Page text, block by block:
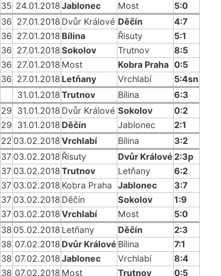
35 24.01.2018Jablonec Most
5:0
36 27.01.2018 Dvůr Králové Děčín
4:7
36 27.01.2018 Bílina Řisuty
5:1
36 27.01.2018Sokolov Trutnov
8:5
36 27.01.2018 Most Kobra Praha 0:5
36 27.01.2018 Letňany Vrchlabí
5:4sn
31.01.2018Trutnov Bílina
6:3
29
31.01.2018 Dvůr Králové Sokolov
0:2
29
31.01.2018 Děčín Jablonec
2:1
22 03.02.2018Vrchlabí Bílina
3:2
37 03.02.2018 Řisuty Dvůr Králové 2:3p
37 03.02.2018Trutnov Letňany
6:2
37 03.02.2018 Kobra Praha Jablonec
3:7
37 03.02.2018 Děčín Sokolov
1:9
37 03.02.2018Vrchlabí Most
5:0
38 05.02.2018 Letňany Děčín
2:3
38 07.02.2018 Dvůr Králové Bílina
7:1
38 07.02.2018Jablonec Vrchlabí
8:4
38 07.02.2018 Most Trutnov 0:5